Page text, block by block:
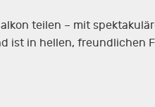
teilen – mit
ist in hellen, freundlichen